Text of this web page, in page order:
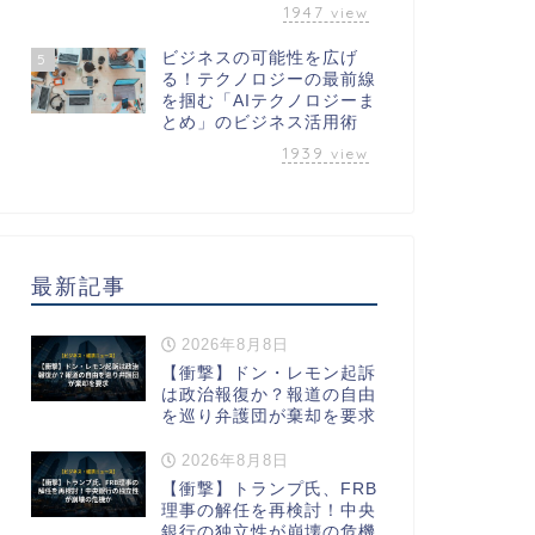
1947 view
5
ビジネスの可能性を広げ
る！テクノロジーの最前線
を掴む「AIテクノロジーま
とめ」のビジネス活用術
1939 view
最新記事
2026年8月8日
【衝撃】ドン・レモン起訴
は政治報復か？報道の自由
を巡り弁護団が棄却を要求
2026年8月8日
【衝撃】トランプ氏、FRB
理事の解任を再検討！中央